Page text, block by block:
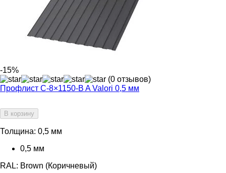
-15%
(0 отзывов)
Профлист С-8×1150-B A Valori 0,5 мм
В корзину
Толщина: 0,5 мм
0,5 мм
RAL: Brown (Коричневый)